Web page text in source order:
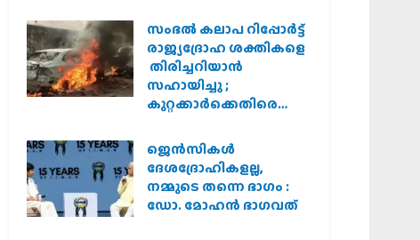
സംഭൽ കലാപ റിപ്പോർട്ട്
രാജ്യദ്രോഹ ശക്തികളെ
തിരിച്ചറിയാൻ
സഹായിച്ചു ;
കുറ്റക്കാർക്കെതിരെ
വേണമെന്ന് വിശ്വഹിന്ദു
പരിഷത്ത്
ജെന്‍സികള്‍
ദേശദ്രോഹികളല്ല,
നമ്മുടെ തന്നെ ഭാഗം :
ഡോ. മോഹന്‍ ഭാഗവത്